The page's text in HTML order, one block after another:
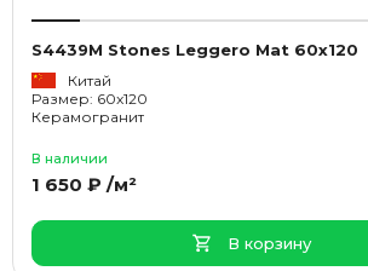
S4439M Stones Leggero Мat 60x120
Китай
Размер: 60x120
Керамогранит
В наличии
1 650 ₽ /м²
В корзину